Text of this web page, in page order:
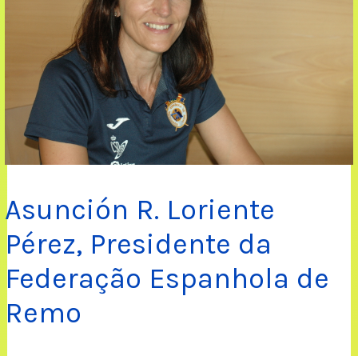
Asunción R. Loriente
Pérez, Presidente da
Federação Espanhola de
Remo